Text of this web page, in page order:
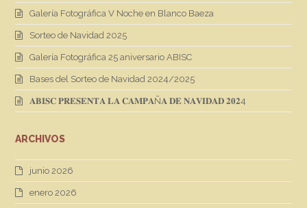
Galería Fotográfica V Noche en Blanco Baeza
Sorteo de Navidad 2025
Galería Fotográfica 25 aniversario ABISC
Bases del Sorteo de Navidad 2024/2025
𝐀𝐁𝐈𝐒𝐂 𝐏𝐑𝐄𝐒𝐄𝐍𝐓𝐀 𝐋𝐀 𝐂𝐀𝐌𝐏𝐀Ñ𝐀 𝐃𝐄 𝐍𝐀𝐕𝐈𝐃𝐀𝐃 𝟐𝟎𝟐4
ARCHIVOS
junio 2026
enero 2026